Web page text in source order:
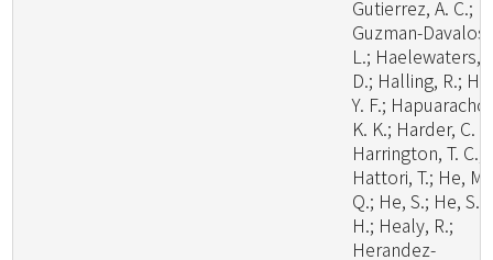
Gutierrez, A. C.;
Guzman-Davalos,
L.; Haelewaters,
D.; Halling, R.;
Y. F.;
K. K.; Harder, C.
Harrington, T. C.;
Hattori, T.; He, M.
Q.; He, S.; He, S.
H.; Healy, R.;
Herandez-